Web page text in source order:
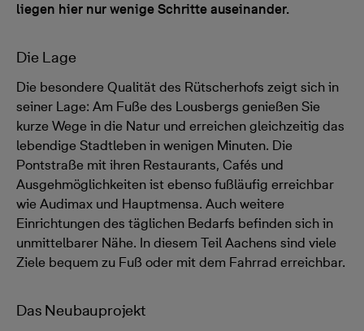
liegen hier nur wenige Schritte auseinander.
Die Lage
Die besondere Qualität des Rütscherhofs zeigt sich in
seiner Lage: Am Fuße des Lousbergs genießen Sie
kurze Wege in die Natur und erreichen gleichzeitig das
lebendige Stadtleben in wenigen Minuten. Die
Pontstraße mit ihren Restaurants, Cafés und
Ausgehmöglichkeiten ist ebenso fußläufig erreichbar
wie Audimax und Hauptmensa. Auch weitere
Einrichtungen des täglichen Bedarfs befinden sich in
unmittelbarer Nähe. In diesem Teil Aachens sind viele
Ziele bequem zu Fuß oder mit dem Fahrrad erreichbar.
Das Neubauprojekt